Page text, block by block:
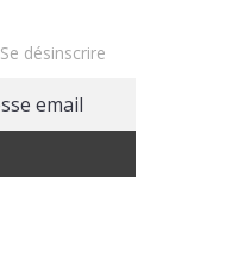
Se désinscrire